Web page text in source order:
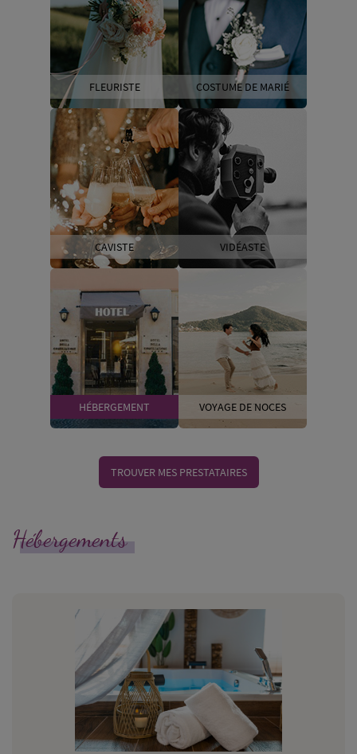
FLEURISTE COSTUME DE MARIÉ
CAVISTE VIDÉASTE
HÉBERGEMENT VOYAGE DE NOCES
TROUVER MES PRESTATAIRES
Hébergements